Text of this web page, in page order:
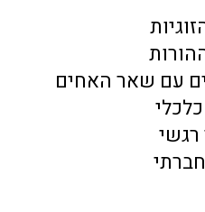
עם שאר האחים
רגשי